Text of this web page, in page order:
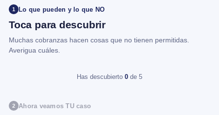
1 Lo que pueden y lo que NO
Toca para descubrir
Muchas cobranzas hacen cosas que no tienen permitidas.
Averigua cuáles.
Has descubierto 0 de 5
2 Ahora veamos TU caso